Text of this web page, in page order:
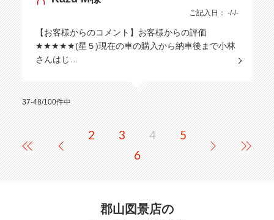
ご記入日： -/-/-
【お客様からのコメント】お客様からの評価
★★★★★(星５)現在の車の購入から納車後まで小林
さんはじ…
37-48/100件中
2 3 4
5
6
郡山図景店の